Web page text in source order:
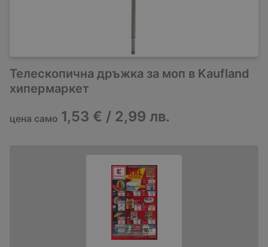
Телескопична дръжка за моп в Kaufland
хипермаркет
цена само 1,53 € / 2,99 лв.